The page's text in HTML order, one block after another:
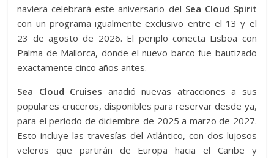
naviera celebrará este aniversario del Sea Cloud Spirit
con un programa igualmente exclusivo entre el 13 y el
23 de agosto de 2026. El periplo conecta Lisboa con
Palma de Mallorca, donde el nuevo barco fue bautizado
exactamente cinco años antes.
Sea Cloud Cruises añadió nuevas atracciones a sus
populares cruceros, disponibles para reservar desde ya,
para el periodo de diciembre de 2025 a marzo de 2027.
Esto incluye las travesías del Atlántico, con dos lujosos
veleros que partirán de Europa hacia el Caribe y